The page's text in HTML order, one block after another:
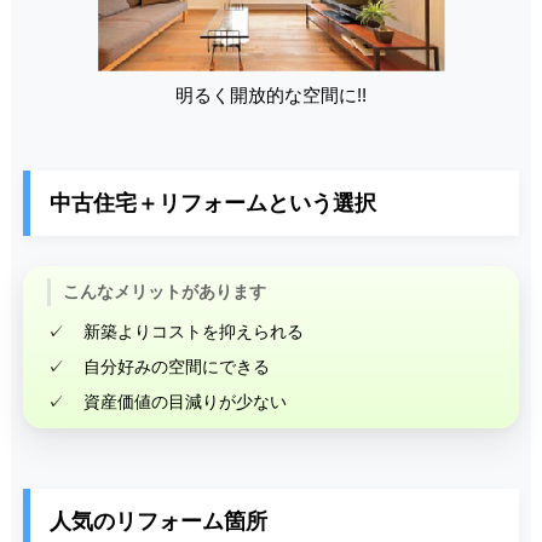
明るく開放的な空間に!!
中古住宅＋リフォームという選択
こんなメリットがあります
新築よりコストを抑えられる
自分好みの空間にできる
資産価値の目減りが少ない
人気のリフォーム箇所